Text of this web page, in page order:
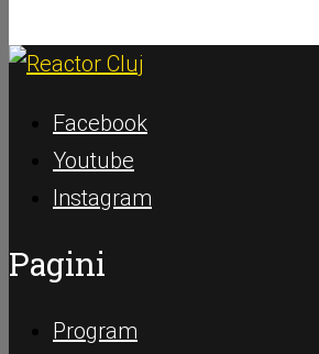
Facebook
Youtube
Instagram
Pagini
Program